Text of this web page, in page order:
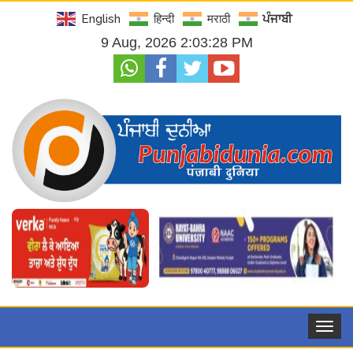
English हिन्दी मराठी ਪੰਜਾਬੀ
9 Aug, 2026 2:03:30 PM
Toggle